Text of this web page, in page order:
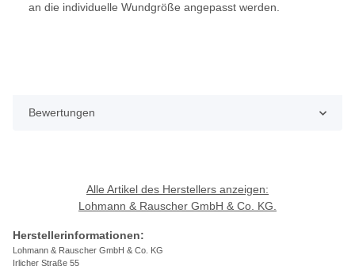
an die individuelle Wundgröße angepasst werden.
Bewertungen
Alle Artikel des Herstellers anzeigen:
Lohmann & Rauscher GmbH & Co. KG.
Herstellerinformationen:
Lohmann & Rauscher GmbH & Co. KG
Irlicher Straße 55